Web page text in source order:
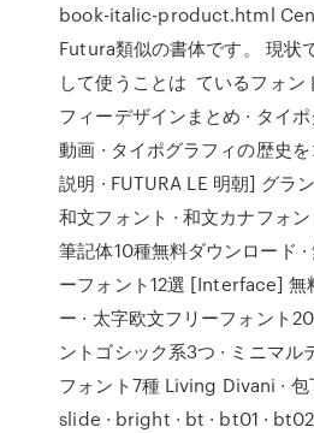
book-italic-product.html
Futura類似の書体です。 現状
して使うことは ているフォン
フィーデザインまとめ · タイ
動画 · タイポグラフィの歴史
説明 · FUTURA LE 明朝] グラ
和文フォント · 和文カナフォ
筆記体10種無料ダウンロード
ーフォント12選 [Interface] 無
ー · 太字欧文フリーフォント
ントゴシック系3つ · ミニマル
フォント7種 Living Divani ·
slide · bright · bt · bt01 ·